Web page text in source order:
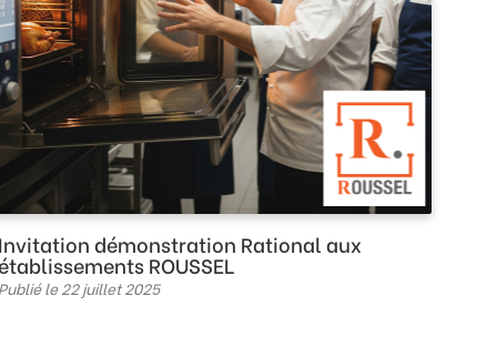
Invitation démonstration Rational aux
établissements ROUSSEL
Publié le 22 juillet 2025